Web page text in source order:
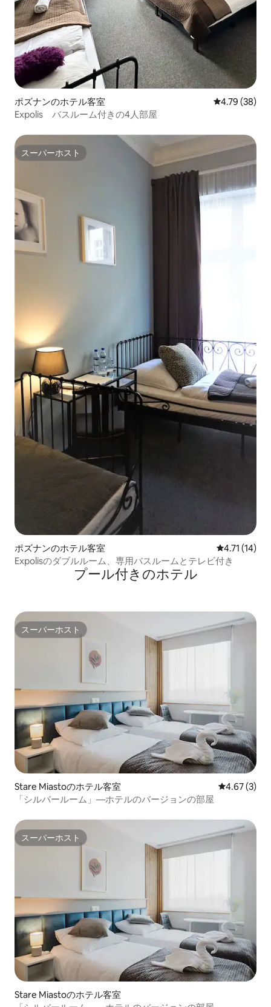
ポズナンのホテル客室 レビュー38
4.79 (38)
Expolis バスルーム付きの4人部屋
スーパーホスト
スーパーホスト
ポズナンのホテル客室 レビュー14
4.71 (14)
Expolisのダブルルーム、専用バスルームとテレビ付き
プール付きのホ⁠テ⁠ル
スーパーホスト
スーパーホスト
Stare Miastoのホテル客室 レビュー3
4.67 (3)
「シルバールーム」—ホテルのバージョンの部屋
スーパーホスト
スーパーホスト
Stare Miastoのホテル客室